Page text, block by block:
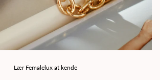
Lær Femalelux at kende